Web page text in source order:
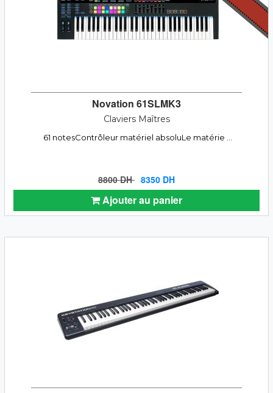
Novation 61SLMK3
Claviers Maîtres
61 notesContrôleur matériel absoluLe matérie ...
8800 DH 8350 DH
Ajouter au panier